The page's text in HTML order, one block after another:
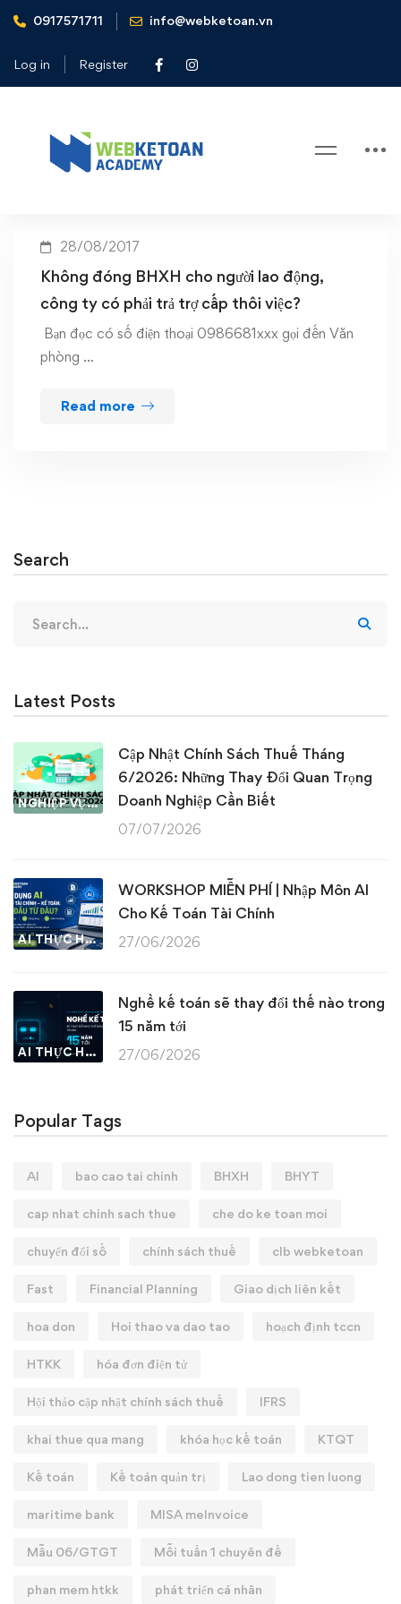
0917571711 info@webketoan.vn
Log in Register
Home Không đóng BHXH cho người lao động
Tag: Không đóng BHXH cho người
28/08/2017
Không đóng BHXH cho người lao động,
công ty có phải trả trợ cấp thôi việc?
Bạn đọc có số điện thoại 0986681xxx gọi đến Văn
phòng …
Read more
Search
for:
Latest Posts
NGHIỆP VỤ KẾ TOÁN & THUẾ
Cập Nhật Chính Sách Thuế Tháng
6/2026: Những Thay Đổi Quan Trọng
Doanh Nghiệp Cần Biết
07/07/2026
AI THỰC HÀNH
WORKSHOP MIỄN PHÍ | Nhập Môn AI
Cho Kế Toán Tài Chính
27/06/2026
AI THỰC HÀNH
Nghề kế toán sẽ thay đổi thế nào trong
15 năm tới
27/06/2026
Popular Tags
AI bao cao tai chinh BHXH BHYT
cap nhat chinh sach thue che do ke toan moi
chuyển đổi số chính sách thuế clb webketoan
Fast Financial Planning Giao dịch liên kết
hoa don Hoi thao va dao tao hoạch định tccn
HTKK hóa đơn điện tử
Hội thảo cập nhật chính sách thuế IFRS
khai thue qua mang khóa học kế toán KTQT
Kế toán Kế toán quản trị Lao dong tien luong
maritime bank MISA meInvoice
Mẫu 06/GTGT Mỗi tuần 1 chuyên đề
phan mem htkk phát triển cá nhân